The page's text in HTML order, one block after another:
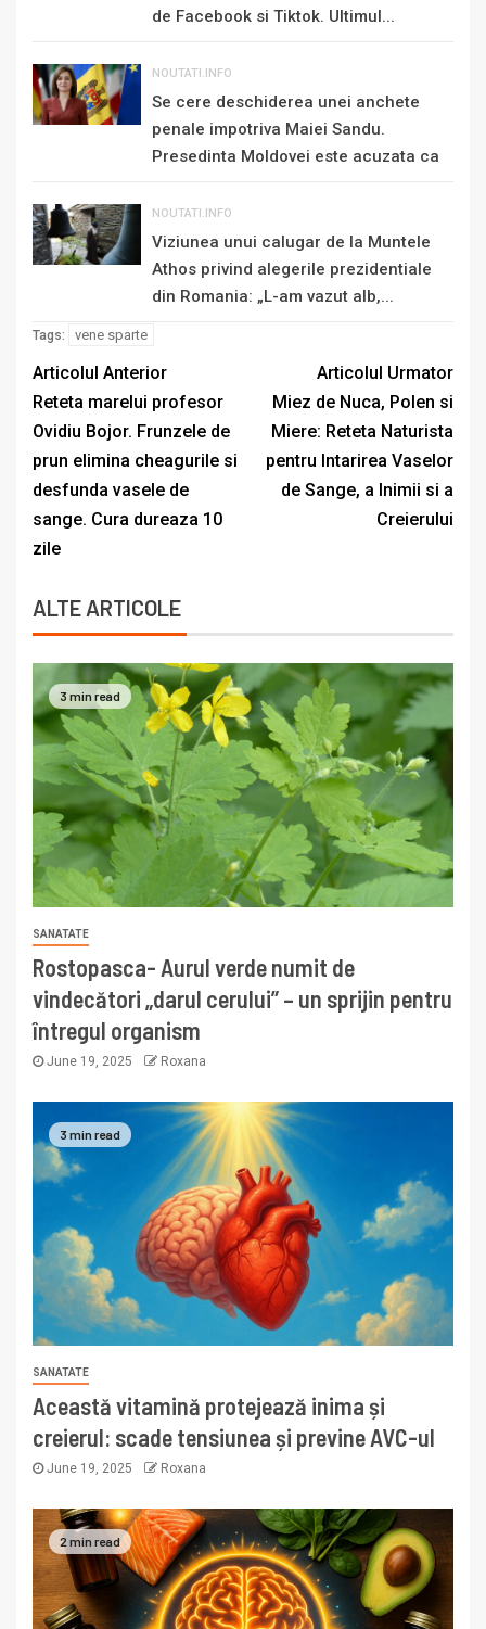
de Facebook si Tiktok. Ultimul...
NOUTATI.INFO
Se cere deschiderea unei anchete
penale impotriva Maiei Sandu.
Presedinta Moldovei este acuzata ca
„se...
NOUTATI.INFO
Viziunea unui calugar de la Muntele
Athos privind alegerile prezidentiale
din Romania: „L-am vazut alb,...
Tags: vene sparte
Articolul Anterior
Reteta marelui profesor
Ovidiu Bojor. Frunzele de
prun elimina cheagurile si
desfunda vasele de
sange. Cura dureaza 10
zile
Articolul Urmator
Miez de Nuca, Polen si
Miere: Reteta Naturista
pentru Intarirea Vaselor
de Sange, a Inimii si a
Creierului
ALTE ARTICOLE
3 min read
SANATATE
Rostopasca- Aurul verde numit de
vindecători „darul cerului” – un sprijin pentru
întregul organism
June 19, 2025 Roxana
3 min read
SANATATE
Această vitamină protejează inima și
creierul: scade tensiunea și previne AVC-ul
June 19, 2025 Roxana
2 min read